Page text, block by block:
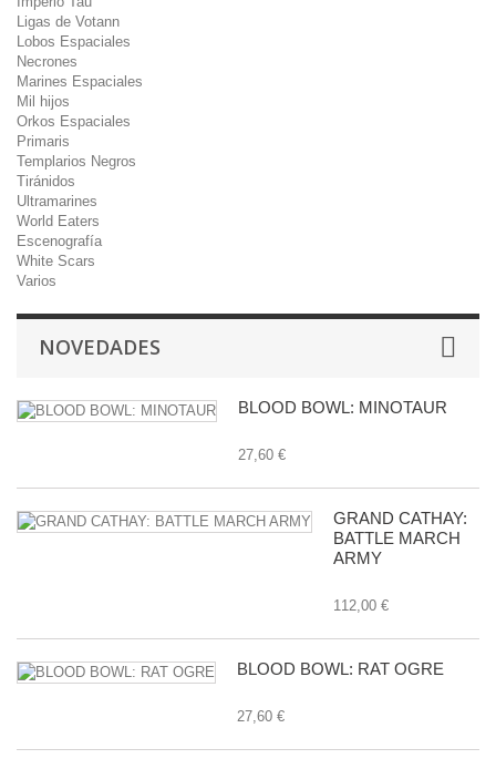
Ligas de Votann
Lobos Espaciales
Necrones
Marines Espaciales
Mil hijos
Orkos Espaciales
Primaris
Templarios Negros
Tiránidos
Ultramarines
World Eaters
Escenografía
White Scars
Varios
NOVEDADES
BLOOD BOWL: MINOTAUR
27,60 €
GRAND CATHAY:
BATTLE MARCH
ARMY
112,00 €
BLOOD BOWL: RAT OGRE
27,60 €